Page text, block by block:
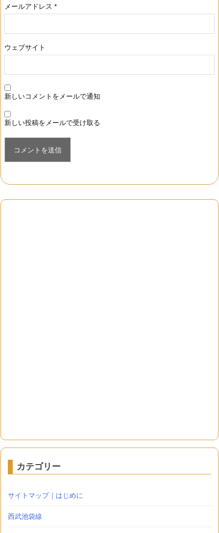
メールアドレス *
ウェブサイト
新しいコメントをメールで通知
新しい投稿をメールで受け取る
カテゴリー
サイトマップ｜はじめに
西武池袋線